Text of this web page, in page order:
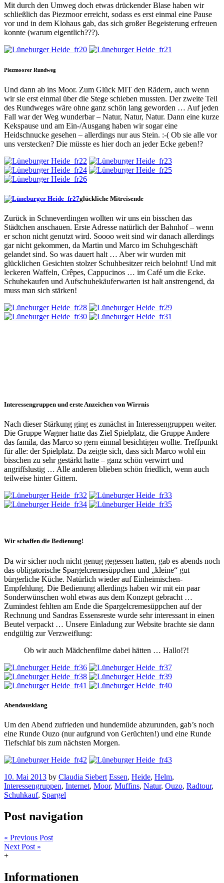
Mit durch den Umweg doch etwas drückender Blase haben wir
schließlich das Piezmoor erreicht, sodass es erst einmal eine Pause
vor und in dem Klohaus gab, das sich großer Begeisterung erfreuen
konnte (warum eigentlich???).
Piezmoorer Rundweg
Und dann ab ins Moor. Zum Glück MIT den Rädern, auch wenn
wir sie erst einmal über die Stege schieben mussten. Der zweite Teil
des Rundweges wäre ohne ganz schön lang geworden … Auf jeden
Fall war der Weg wunderbar – Natur, Natur, Natur. Dann eine kurze
Kekspause und am Ein-/Ausgang haben wir sogar eine
Heidschnucke gesehen – allerdings nur aus Stein. :-( Ob sie alle vor
uns verstecken? Die müsste es hier doch an jeder Ecke geben!?
glückliche Mitreisende
Zurück in Schneverdingen wollten wir uns ein bisschen das
Städtchen anschauen. Erste Adresse natürlich der Bahnhof – wenn
er schon nicht genutzt wird. Soooo weit sind wir danach allerdings
gar nicht gekommen, da Martin und Marco im Schuhgeschäft
gelandet sind. So was dauert halt … Aber wir wurden mit
glücklichen Gesichten stolzer Schuhbesitzer reich belohnt! Und mit
leckeren Waffeln, Crêpes, Cappucinos … im Café um die Ecke.
Schuhekaufen und Aufschuhekäuferwarten ist halt anstrengend, da
muss man sich stärken!
Interessengruppen und erste Anzeichen von Wirrnis
Nach dieser Stärkung ging es zunächst in Interessengruppen weiter.
Die Gruppe Wagner hatte das Ziel Spielplatz, die Gruppe Andere
das famila, das Marco so gern einmal besichtigen wollte. Treffpunkt
für alle: der Spielplatz. Da zeigte sich, dass sich Marco wohl ein
bisschen zu sehr gestärkt hatte – ganz schön verwirrt und
angriffslustig … Alle anderen blieben schön friedlich, wenn auch
teilweise hinter Gittern.
Wir schaffen die Bedienung!
Da wir sicher noch nicht genug gegessen hatten, gab es abends noch
das obligatorische Spargelcremesüppchen und „kleine“ gut
bürgerliche Küche. Natürlich wieder auf Einheimischen-
Empfehlung. Die Bedienung allerdings haben wir mit ein paar
Sonderwünschen wohl etwas aus dem Konzept gebracht …
Zumindest fehlten am Ende die Spargelcremesüppchen auf der
Rechnung und Sandras Essensreste wurde sehr interessant in einen
Beutel verpackt … Unsere Einladung zur Website brachte sie dann
endgültig zur Verzweiflung:
Ob wir auch Mädchenfilme dabei hätten … Hallo!?!
Abendausklang
Um den Abend zufrieden und hundemüde abzurunden, gab’s noch
eine Runde Ouzo (nur aufgrund von Gerüchten!) und eine Runde
Tiefschlaf bis zum nächsten Morgen.
10. Mai 2013 by Claudia Siebert Essen, Heide, Helm,
Interessengruppen, Internet, Moor, Muffins, Natur, Ouzo, Radtour,
Schuhkauf, Spargel
Post navigation
« Previous Post
Next Post »
+
Informationen